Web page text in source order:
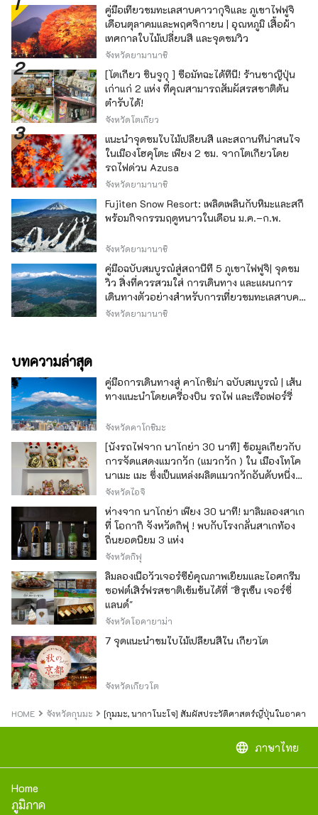
คู่มือเที่ยวชมทะเลสาบคาวากุจิและ ภูเขาไฟฟูจิ
เดือนตุลาคมและพฤศจิกายน | อุณหภูมิ เสื้อผ้า
เทศกาลใบไม้เปลี่ยนสี และจุดชมวิว
จังหวัดยามานาชิ
[โตเกียว ชินจูกุ ] ซื้อมัทฉะได้ที่นี่! ร้านชาญี่ปุ่น
เก่าแก่ 2 แห่ง ที่คุณสามารถสัมผัสรสชาติต้น
ตำรับได้!
จังหวัดโตเกียว
แนะนำจุดชมใบไม้เปลี่ยนสี และสถานที่น่าสนใจ
ในเมืองโฮคุโตะ เพียง 2 ชม. จากโตเกียวโดย
รถไฟด่วน Azusa
จังหวัดยามานาชิ
Fujiten Snow Resort: เพลิดเพลินกับหิมะและสกี
พร้อมกิจกรรมฤดูหนาวในเดือน ม.ค.–ก.พ.
จังหวัดยามานาชิ
คู่มือฉบับสมบูรณ์สู่สถานีที่ 5 ภูเขาไฟฟูจิ| จุดชม
วิว สิ่งที่ควรสวมใส่ การเดินทาง และแผนการ
เดินทางตัวอย่างสำหรับการเที่ยวชมทะเลสาบคา
วากุจิ
จังหวัดยามานาชิ
บทความล่าสุด
คู่มือการเดินทางสู่ คาโกชิม่า ฉบับสมบูรณ์ | เส้น
ทางแนะนำโดยเครื่องบิน รถไฟ และเรือเฟอร์รี่
จังหวัดคาโกชิมะ
[นั่งรถไฟจาก นาโกย่า 30 นาที] ข้อมูลเกี่ยวกับ
การจัดแสดงแมวกวัก (แมวกวัก ) ใน เมืองโทโค
นาเมะ เมะ ซึ่งเป็นแหล่งผลิตแมวกวักอันดับหนึ่ง
ของญี่ปุ่น
จังหวัดไอจิ
ห่างจาก นาโกย่า เพียง 30 นาที! มาลิ้มลองสาเก
ที่ โอกากิ จังหวัดกิฟุ ! พบกับโรงกลั่นสาเกท้อง
ถิ่นยอดนิยม 3 แห่ง
จังหวัดกิฟุ
ลิ้มลองเนื้อวัวเจอร์ซีย์คุณภาพเยี่ยมและไอศกรีม
ซอฟต์เสิร์ฟรสชาติเข้มข้นได้ที่ "ฮิรุเซ็น เจอร์ซี่
แลนด์"
จังหวัดโอคายาม่า
7 จุดแนะนำชมใบไม้เปลี่ยนสีใน เกียวโต
จังหวัดเกียวโต
HOME จังหวัดกุนมะ [กุมมะ, นากาโนะโจ] สัมผัสประวัติศาสตร์ญี่ปุ่นในอาคารเ
language ภาษาไทย
Home
ภูมิภาค